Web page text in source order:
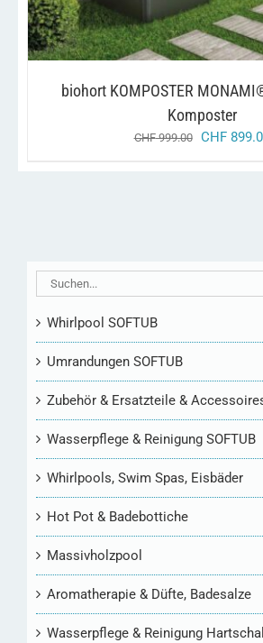
biohort KOMPOSTER
Komposter
CHF999.00 CHF
Whirlpool SOFTUB
Umrandungen SOFTUB
Zubehör & Ersatzteile &
Wasserpflege & Reinigung SOFTUB
Whirlpools, Swim Spas, Eisbäder
Hot Pot & Badebottiche
Massivholzpool
Aromatherapie & Düfte, Badesalze
Wasserpflege & Reinigung